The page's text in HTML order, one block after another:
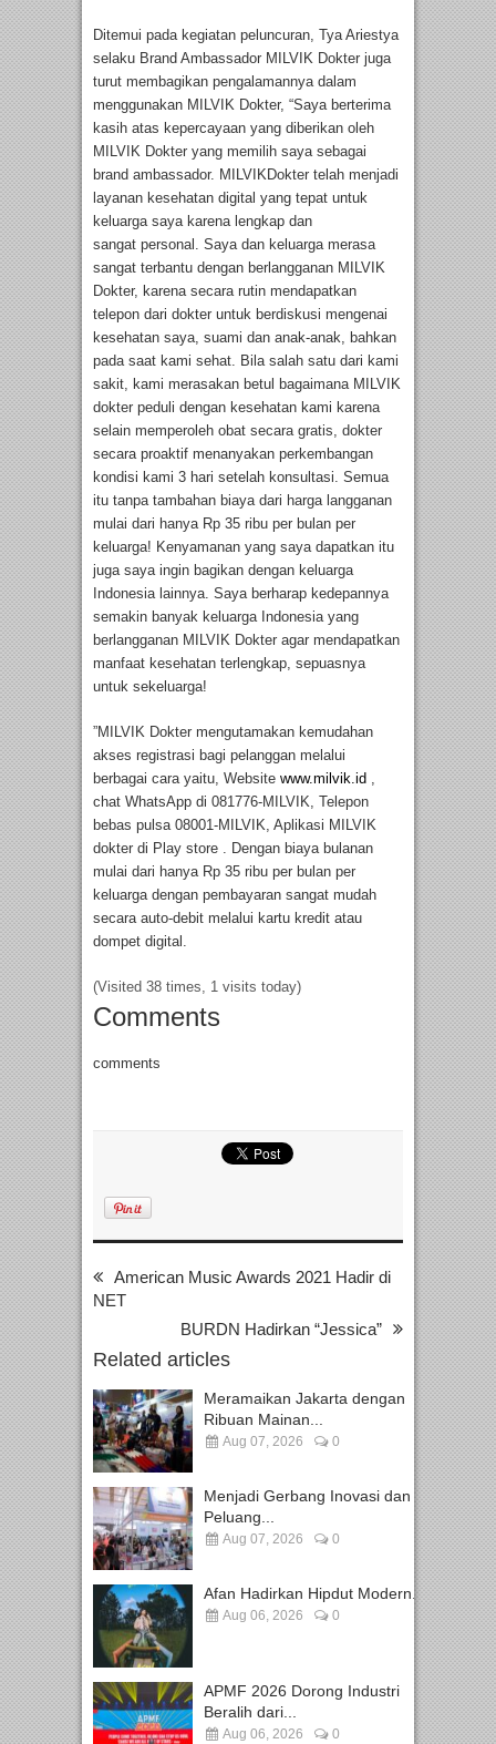
Ditemui pada kegiatan peluncuran, Tya Ariestya
selaku Brand Ambassador MILVIK Dokter juga
turut membagikan pengalamannya dalam
menggunakan MILVIK Dokter, “Saya berterima
kasih atas kepercayaan yang diberikan oleh
MILVIK Dokter yang memilih saya sebagai
brand ambassador. MILVIKDokter telah menjadi
layanan kesehatan digital yang tepat untuk
keluarga saya karena lengkap dan
sangat personal. Saya dan keluarga merasa
sangat terbantu dengan berlangganan MILVIK
Dokter, karena secara rutin mendapatkan
telepon dari dokter untuk berdiskusi mengenai
kesehatan saya, suami dan anak-anak, bahkan
pada saat kami sehat. Bila salah satu dari kami
sakit, kami merasakan betul bagaimana MILVIK
dokter peduli dengan kesehatan kami karena
selain memperoleh obat secara gratis, dokter
secara proaktif menanyakan perkembangan
kondisi kami 3 hari setelah konsultasi. Semua
itu tanpa tambahan biaya dari harga langganan
mulai dari hanya Rp 35 ribu per bulan per
keluarga! Kenyamanan yang saya dapatkan itu
juga saya ingin bagikan dengan keluarga
Indonesia lainnya. Saya berharap kedepannya
semakin banyak keluarga Indonesia yang
berlangganan MILVIK Dokter agar mendapatkan
manfaat kesehatan terlengkap, sepuasnya
untuk sekeluarga!
”MILVIK Dokter mengutamakan kemudahan
akses registrasi bagi pelanggan melalui
berbagai cara yaitu, Website www.milvik.id ,
chat WhatsApp di 081776-MILVIK, Telepon
bebas pulsa 08001-MILVIK, Aplikasi MILVIK
dokter di Play store . Dengan biaya bulanan
mulai dari hanya Rp 35 ribu per bulan per
keluarga dengan pembayaran sangat mudah
secara auto-debit melalui kartu kredit atau
dompet digital.
(Visited 38 times, 1 visits today)
Comments
comments
American Music Awards 2021 Hadir di
NET
BURDN Hadirkan “Jessica”
Related articles
Meramaikan Jakarta dengan
Ribuan Mainan...
Aug 07, 2026 0
Menjadi Gerbang Inovasi dan
Peluang...
Aug 07, 2026 0
Afan Hadirkan Hipdut Modern...
Aug 06, 2026 0
APMF 2026 Dorong Industri
Beralih dari...
Aug 06, 2026 0